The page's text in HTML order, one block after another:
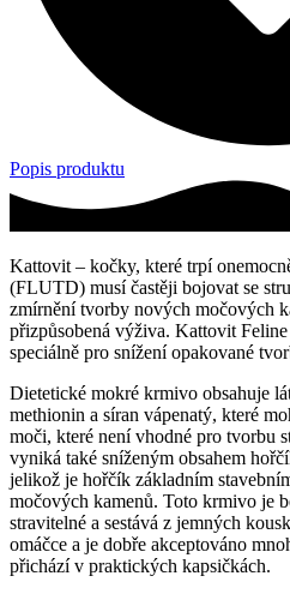
Popis produktu
Kattovit – kočky, které trpí
(FLUTD) musí častěji bojovat se
zmírnění tvorby nových močových
přizpůsobená výživa. Kattovit
speciálně pro snížení opakované
Dietetické mokré krmivo obsahuje
methionin a síran vápenatý, které
moči, které není vhodné pro tvorbu
vyniká také sníženým obsahem
jelikož je hořčík základním
močových kamenů. Toto krmivo je
stravitelné a sestává z jemných
omáčce a je dobře akceptováno
přichází v praktických kapsičkách.